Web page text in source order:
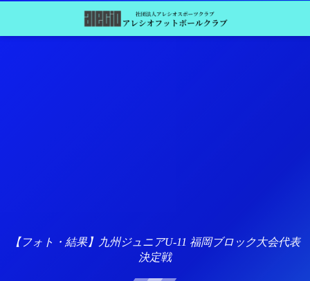
【フォト・結果】九州ジュニアU-11 福岡ブロック大会代表
決定戦